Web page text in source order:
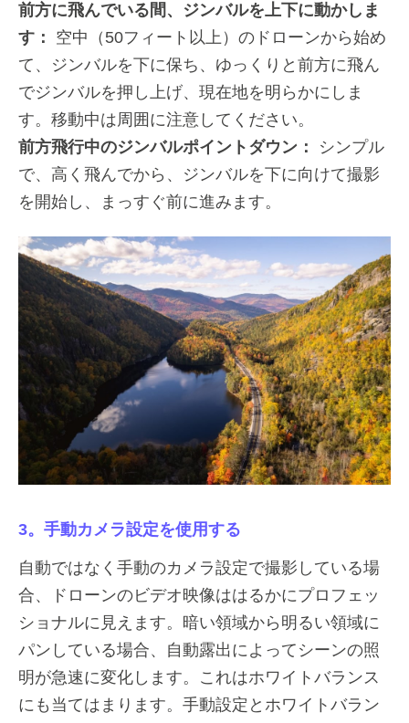
前方に飛んでいる間、ジンバルを上下に動かしま
す：
空中（50フィート以上）のドローンから始め
て、ジンバルを下に保ち、ゆっくりと前方に飛ん
でジンバルを押し上げ、現在地を明らかにしま
す。移動中は周囲に注意してください。
前方飛行中のジンバルポイントダウン：
シンプル
で、高く飛んでから、ジンバルを下に向けて撮影
を開始し、まっすぐ前に進みます。
3。手動カメラ設定を使用する
自動ではなく手動のカメラ設定で撮影している場
合、ドローンのビデオ映像ははるかにプロフェッ
ショナルに見えます。暗い領域から明るい領域に
パンしている場合、自動露出によってシーンの照
明が急速に変化します。これはホワイトバランス
にも当てはまります。手動設定とホワイトバラン